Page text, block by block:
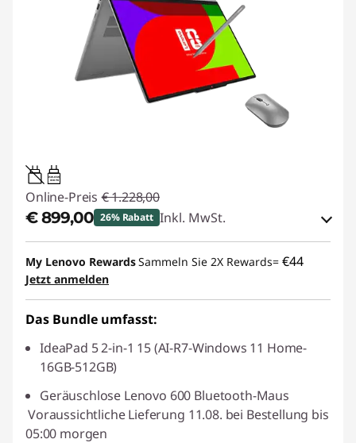
45W-65W
USB PD
Online-Preis € 1.228,00
€ 899,00 26% Rabatt Inkl. MwSt.
eCoupon-Rabatt :-€ 329,00
eCoupon :BACKTOSCHOOL
My Lenovo RewardsSammeln Sie 2X Rewards= €44
Jetzt anmelden
Das Bundle umfasst:
IdeaPad 5 2-in-1 15 (AI-R7-Windows 11 Home-
16GB-512GB)
Geräuschlose Lenovo 600 Bluetooth-Maus
Voraussichtliche Lieferung 11.08. bei Bestellung bis
05:00 morgen